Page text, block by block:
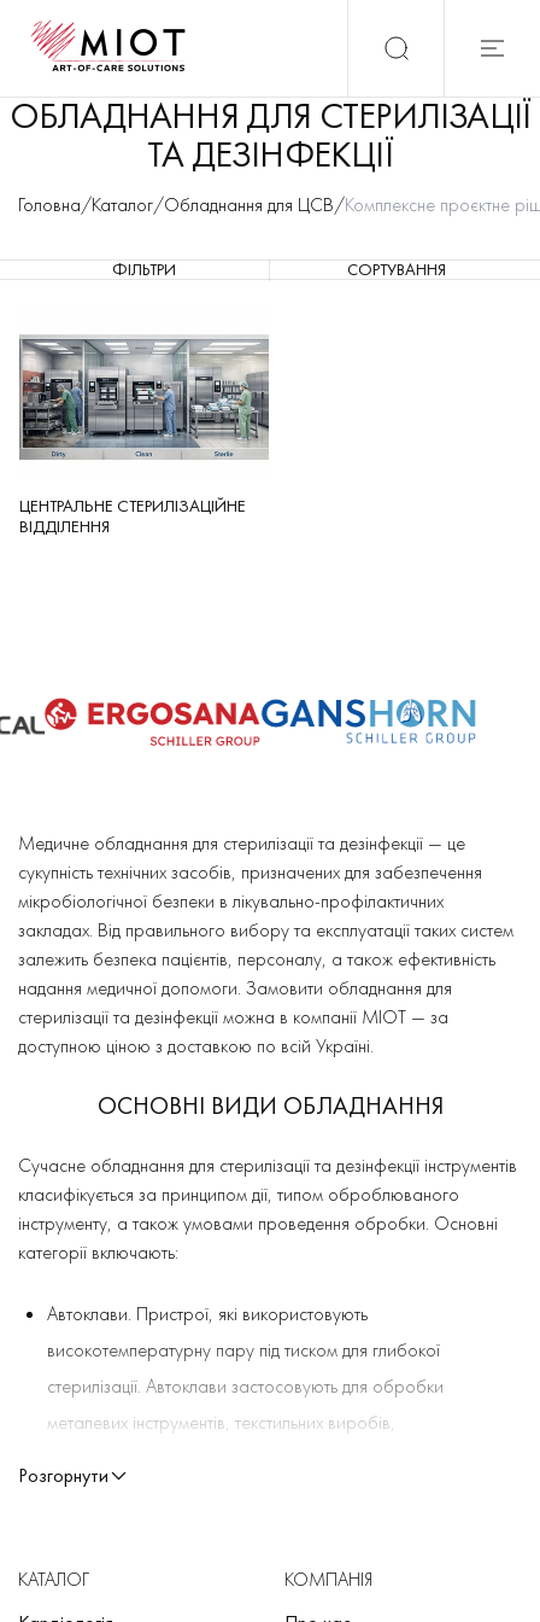
ОБЛАДНАННЯ ДЛЯ СТЕРИЛІЗАЦІЇ
ТА ДЕЗІНФЕКЦІЇ
Головна/Каталог/Обладнання для ЦСВ/Комплексне проєктне
ФІЛЬТРИ СОРТУВАННЯ
ЦЕНТРАЛЬНЕ СТЕРИЛІЗАЦІЙНЕ
ВІДДІЛЕННЯ
Медичне обладнання для стерилізації та дезінфекції — це
сукупність технічних засобів, призначених для забезпечення
мікробіологічної безпеки в лікувально-профілактичних
закладах. Від правильного вибору та експлуатації таких систем
залежить безпека пацієнтів, персоналу, а також ефективність
надання медичної допомоги. Замовити обладнання для
стерилізації та дезінфекції можна в компанії MIOT — за
доступною ціною з доставкою по всій Україні.
ОСНОВНІ ВИДИ ОБЛАДНАННЯ
Сучасне обладнання для стерилізації та дезінфекції інструментів
класифікується за принципом дії, типом оброблюваного
інструменту, а також умовами проведення обробки. Основні
категорії включають:
Автоклави. Пристрої, які використовують
високотемпературну пару під тиском для глибокої
стерилізації. Автоклави застосовують для обробки
металевих інструментів, текстильних виробів,
Сухожари. Апарат для термічної стерилізації гарячим
дією високих температур.
Розгорнути
КАТАЛОГ
КОМПАНІЯ